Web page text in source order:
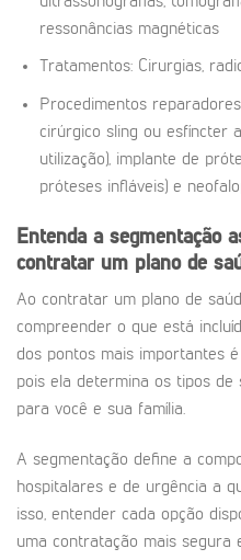
ressonâncias magnéticas
Tratamentos: Cirurgias,
Procedimentos
cirúrgico sling ou esfíncter
utilização), implante de
próteses infláveis) e
Entenda a segmentação
contratar um plano de
Ao contratar um plano de
compreender o que está
dos pontos mais importantes
pois ela determina os tipos de
para você e sua família.
A segmentação define a
hospitalares e de urgência a
isso, entender cada opção
uma contratação mais segura